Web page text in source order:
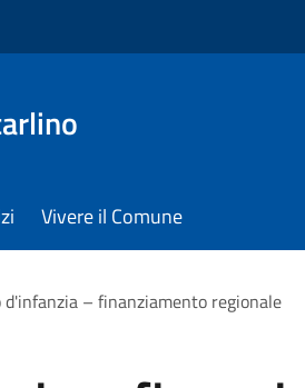
Vivere il Comune
d'infanzia – finanziamento regionale